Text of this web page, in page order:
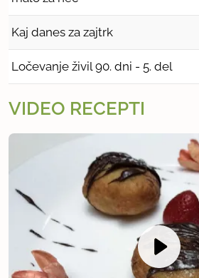
Kaj danes za zajtrk
Ločevanje živil 90. dni - 5. del
VIDEO RECEPTI